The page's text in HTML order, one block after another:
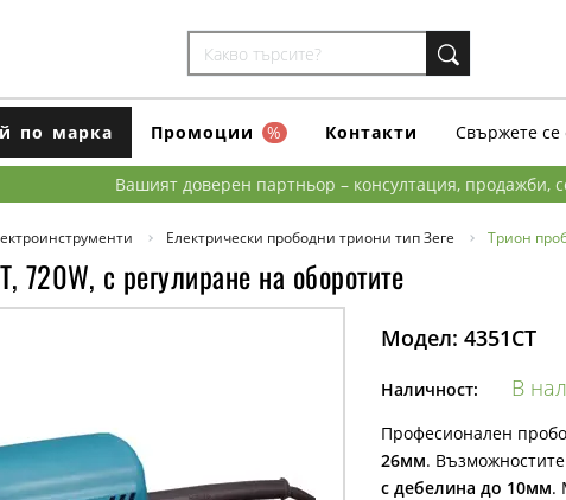
по марка Промоции % Контакти Свържете се
Вашият доверен партньор – консултация, продажби,
Електрически прободни триони тип Зеге Трион
720W, с регулиране на оборотите
Модел: 4351CT
Наличност: В
Професионален
26мм.
с дебелина до 10мм.